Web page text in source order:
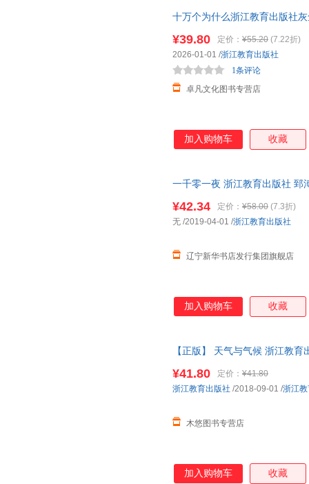
十万个为什么浙江教育出版社
¥39.80 定价： ¥55.20 (7.22折)
卓凡文化图书专营店
1条评论
2026-01-01 /浙江教育出版社
加入购物车 收藏
一千零一夜 浙江教育出版社 郅
版社 郅溥浩 等 译 极负盛名的
不厌的智慧之书。知名阿拉伯
¥42.34 定价： ¥58.00 (7.3折)
辽宁新华书店发行集团旗舰店
无 /2019-04-01 /浙江教育出版社
加入购物车 收藏
【正版】 天气与气候 浙江教育
¥41.80 定价： ¥41.80
木悠图书专营店
浙江教育出版社 /2018-09-01 /浙江
加入购物车 收藏